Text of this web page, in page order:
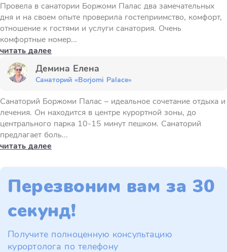
Провела в санатории Боржоми Палас два замечательных
дня и на своем опыте проверила гостеприимство, комфорт,
отношение к гостями и услуги санатория. Очень
комфортные номер...
читать далее
Демина Елена
Санаторий «Borjomi Palace»
Санаторий Боржоми Палас – идеальное сочетание отдыха и
лечения. Он находится в центре курортной зоны, до
центрального парка 10-15 минут пешком. Санаторий
предлагает боль...
читать далее
Перезвоним вам за 30
секунд!
Получите полноценную консультацию
курортолога по телефону